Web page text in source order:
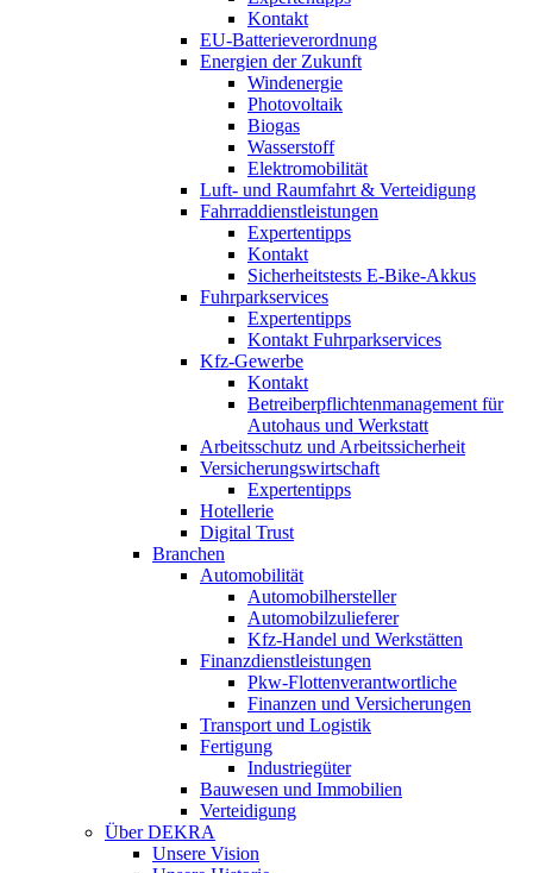
Kontakt
EU-Batterieverordnung
Energien der Zukunft
Windenergie
Photovoltaik
Biogas
Wasserstoff
Elektromobilität
Luft- und Raumfahrt & Verteidigung
Fahrraddienstleistungen
Expertentipps
Kontakt
Sicherheitstests E-Bike-Akkus
Fuhrparkservices
Expertentipps
Kontakt Fuhrparkservices
Kfz-Gewerbe
Kontakt
Betreiberpflichtenmanagement für
Autohaus und Werkstatt
Arbeitsschutz und Arbeitssicherheit
Versicherungswirtschaft
Expertentipps
Hotellerie
Digital Trust
Branchen
Automobilität
Automobilhersteller
Automobilzulieferer
Kfz-Handel und Werkstätten
Finanzdienstleistungen
Pkw‑Flottenverantwortliche
Finanzen und Versicherungen
Transport und Logistik
Fertigung
Industriegüter
Bauwesen und Immobilien
Verteidigung
Über DEKRA
Unsere Vision